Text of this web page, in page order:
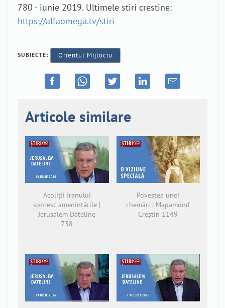
780 - iunie 2019. Ultimele stiri crestine:
https://alfaomega.tv/stiri
SUBIECTE: Orientul Mijlociu
Articole similare
Acoliții Iranului
sporesc amenințările |
Jerusalem Dateline
738
Povestea unei
chemări | Mapamond
Creștin 1149